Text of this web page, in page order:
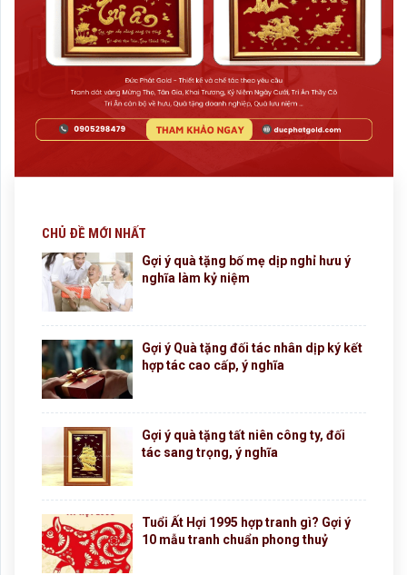
CHỦ ĐỀ MỚI NHẤT
Gợi ý quà tặng bố mẹ dịp nghỉ hưu ý
nghĩa làm kỷ niệm
Gợi ý Quà tặng đối tác nhân dịp ký kết
hợp tác cao cấp, ý nghĩa
Gợi ý quà tặng tất niên công ty, đối
tác sang trọng, ý nghĩa
Tuổi Ất Hợi 1995 hợp tranh gì? Gợi ý
10 mẫu tranh chuẩn phong thuỷ